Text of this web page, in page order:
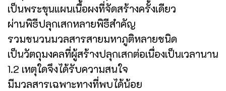
เป็นพระขุนแผนเนื้อผงที่จัดสร้างครั้งเดียว
ผ่านพิธีปลุกเสกหลายพิธีสำคัญ
รวมชนวนมวลสารสายมหาภูติหลายชนิด
เป็นวัตถุมงคลที่ผู้สร้างปลุกเสกต่อเนื่องเป็นเวลานาน
1.2 เหตุใดจึงได้รับความสนใจ
มีมวลสารเฉพาะทางที่พบได้น้อย